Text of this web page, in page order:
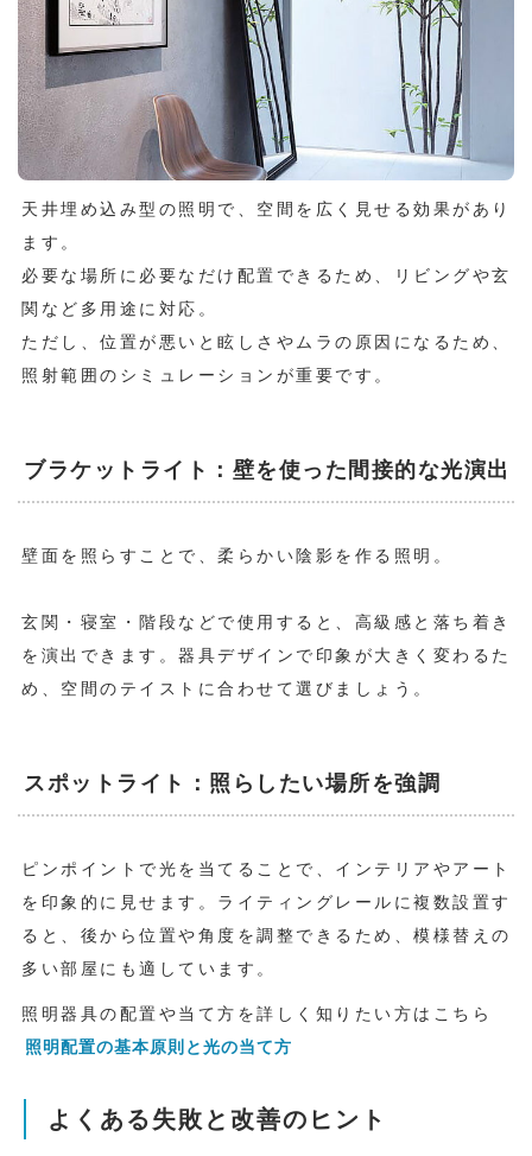
天井埋め込み型の照明で、空間を広く見せる効果があり
ます。
必要な場所に必要なだけ配置できるため、リビングや玄
関など多用途に対応。
ただし、位置が悪いと眩しさやムラの原因になるため、
照射範囲のシミュレーションが重要です。
ブラケットライト：壁を使った間接的な光演出
壁面を照らすことで、柔らかい陰影を作る照明。
玄関・寝室・階段などで使用すると、高級感と落ち着き
を演出できます。器具デザインで印象が大きく変わるた
め、空間のテイストに合わせて選びましょう。
スポットライト：照らしたい場所を強調
ピンポイントで光を当てることで、インテリアやアート
を印象的に見せます。ライティングレールに複数設置す
ると、後から位置や角度を調整できるため、模様替えの
多い部屋にも適しています。
照明器具の配置や当て方を詳しく知りたい方はこちら
照明配置の基本原則と光の当て方
よくある失敗と改善のヒント